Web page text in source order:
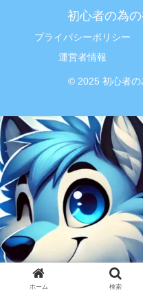
初心者の為
プライバシーポリシー
運営者情報
© 2025 初心者の
ホーム 検索